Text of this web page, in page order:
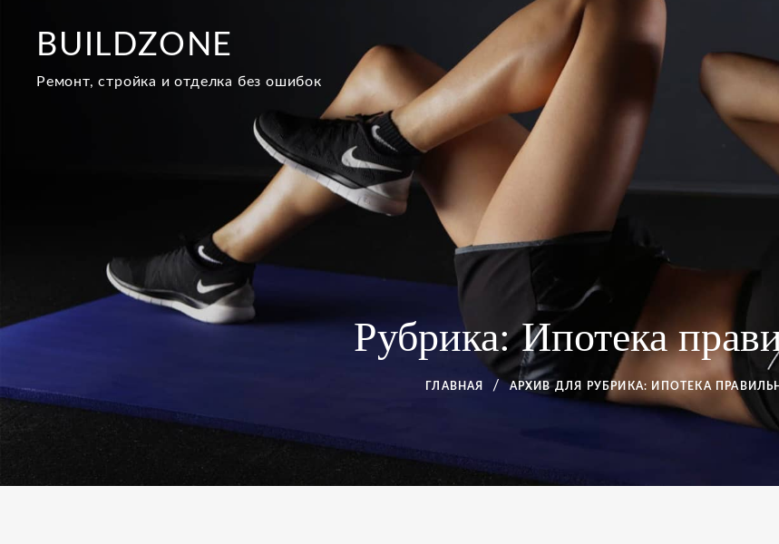
содержимому
BUILDZONE
Ремонт, стройка и отделка без ошибок
Рубрика:Ипотека
ГЛАВНАЯ АРХИВ ДЛЯ РУБРИКА: ИПОТЕКА